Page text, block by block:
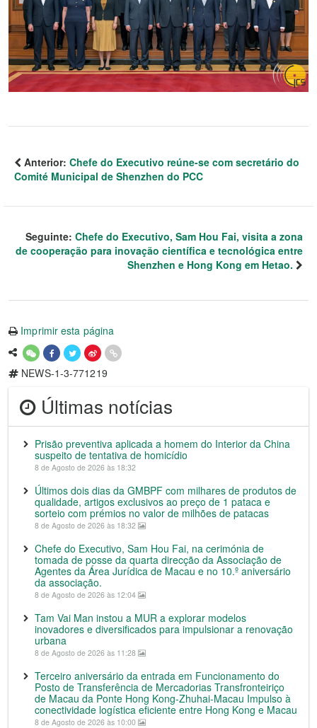
Anterior: Chefe do Executivo reúne-se com secretário do
Comité Municipal de Shenzhen do PCC
Seguinte: Chefe do Executivo, Sam Hou Fai, visita a zona
de cooperação para inovação científica e tecnológica entre
Shenzhen e Hong Kong em Hetao.
Imprimir esta página
NEWS-1-3-771219
Últimas notícias
Prisão preventiva aplicada a homem do Interior da China
suspeito de tentativa de homicídio
8 de Agosto de 2026 às 18:32
Últimos dois dias da GMBPF com milhares de produtos de
qualidade, artigos exclusivos ao preço de 1 pataca e
sorteio com prémios no valor de milhões de patacas
8 de Agosto de 2026 às 18:32
Chefe do Executivo, Sam Hou Fai, na cerimónia de
tomada de posse da quarta direcção da Associação de
Agentes da Área Jurídica de Macau e no 10.º aniversário
da associação.
8 de Agosto de 2026 às 12:04
Tam Vai Man instou a MUR a explorar modelos
inovadores e diversificados para impulsionar a renovação
urbana
8 de Agosto de 2026 às 11:28
Terceiro aniversário da entrada em Funcionamento do
Posto de Transferência de Mercadorias Transfronteiriço
de Macau da Ponte Hong Kong-Zhuhai-Macau Impulso à
conectividade logística eficiente entre Hong Kong e Macau
8 de Agosto de 2026 às 10:00